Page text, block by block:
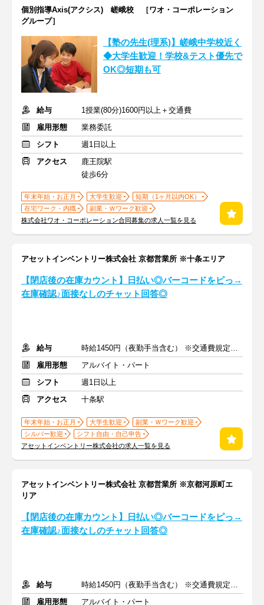
個別指導Axis(アクシス) 嵯峨校 ［ワオ・コーポレーション
グループ］
【塾の先生(理系)】嵯峨中学校近く
◆大学生歓迎！学校&テスト優先で
OK◎短期も可
給与
1授業(80分)1600円以上＋交通費
雇用形態
業務委託
シフト
週1日以上
アクセス
鹿王院駅
徒歩6分
年末年始・お正月 大学生歓迎
短期（1ヶ月以内OK）
在宅ワーク・内職
副業・Ｗワーク歓迎
株式会社ワオ・コーポレーション合同募集の求人一覧を見る
アセットインベントリー株式会社 京都営業所 ※十条エリア
【閉店後の在庫カウント】日払い◎バーコードをピっ→
在庫確認♪面接なしのチャット回答◎
給与
時給1450円（夜勤手当含む） ※交通費規定内支給
雇用形態
アルバイト・パート
シフト
週1日以上
アクセス
十条駅
年末年始・お正月 大学生歓迎
副業・Ｗワーク歓迎
シルバー歓迎
シフト自由・自己申告
アセットインベントリー株式会社の求人一覧を見る
アセットインベントリー株式会社 京都営業所 ※京都河原町エ
リア
【閉店後の在庫カウント】日払い◎バーコードをピっ→
在庫確認♪面接なしのチャット回答◎
給与
時給1450円（夜勤手当含む） ※交通費規定内支給
雇用形態
アルバイト・パート